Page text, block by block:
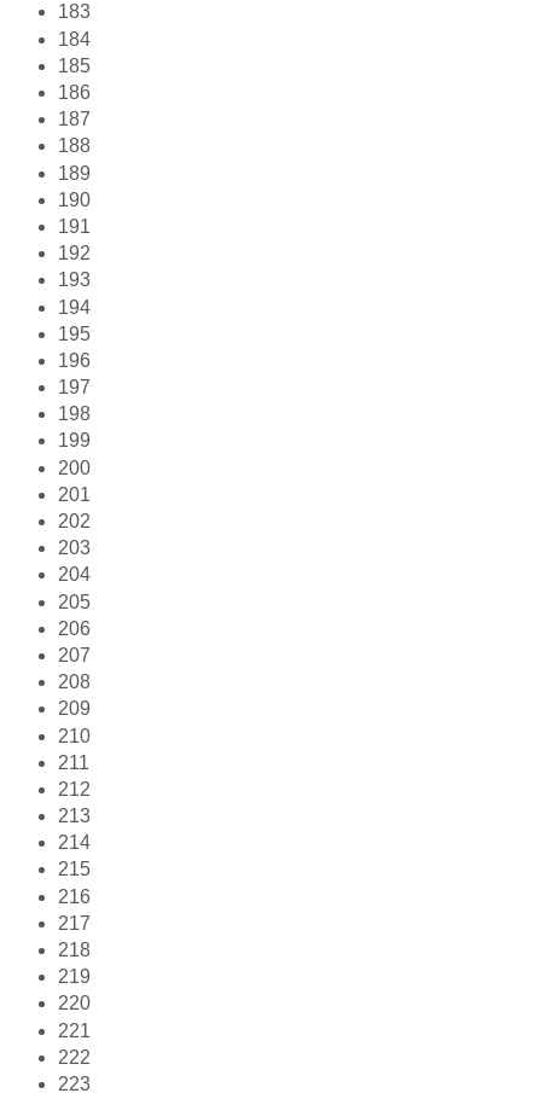
183
184
185
186
187
188
189
190
191
192
193
194
195
196
197
198
199
200
201
202
203
204
205
206
207
208
209
210
211
212
213
214
215
216
217
218
219
220
221
222
223